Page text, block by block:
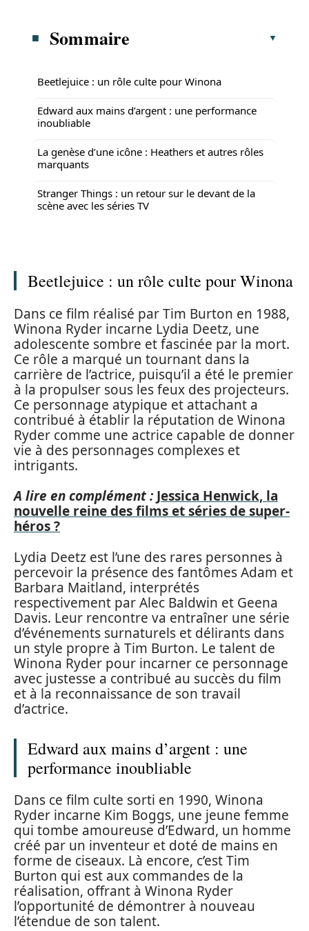
Sommaire
Beetlejuice : un rôle culte pour Winona
Edward aux mains d’argent : une performance
inoubliable
La genèse d’une icône : Heathers et autres rôles
marquants
Stranger Things : un retour sur le devant de la
scène avec les séries TV
Beetlejuice : un rôle culte pour Winona
Dans ce film réalisé par Tim Burton en 1988,
Winona Ryder incarne Lydia Deetz, une
adolescente sombre et fascinée par la mort.
Ce rôle a marqué un tournant dans la
carrière de l’actrice, puisqu’il a été le premier
à la propulser sous les feux des projecteurs.
Ce personnage atypique et attachant a
contribué à établir la réputation de Winona
Ryder comme une actrice capable de donner
vie à des personnages complexes et
intrigants.
A lire en complément : Jessica Henwick, la
nouvelle reine des films et séries de super-
héros ?
Lydia Deetz est l’une des rares personnes à
percevoir la présence des fantômes Adam et
Barbara Maitland, interprétés
respectivement par Alec Baldwin et Geena
Davis. Leur rencontre va entraîner une série
d’événements surnaturels et délirants dans
un style propre à Tim Burton. Le talent de
Winona Ryder pour incarner ce personnage
avec justesse a contribué au succès du film
et à la reconnaissance de son travail
d’actrice.
Edward aux mains d’argent : une
performance inoubliable
Dans ce film culte sorti en 1990, Winona
Ryder incarne Kim Boggs, une jeune femme
qui tombe amoureuse d’Edward, un homme
créé par un inventeur et doté de mains en
forme de ciseaux. Là encore, c’est Tim
Burton qui est aux commandes de la
réalisation, offrant à Winona Ryder
l’opportunité de démontrer à nouveau
l’étendue de son talent.